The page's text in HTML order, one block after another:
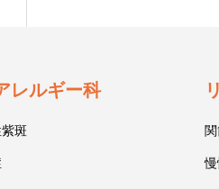
レルギー科
斑